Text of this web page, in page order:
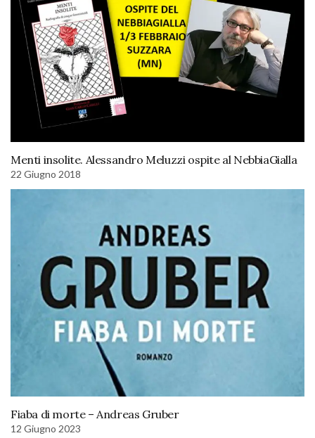
Menti insolite. Alessandro Meluzzi ospite al NebbiaGialla
22 Giugno 2018
Fiaba di morte – Andreas Gruber
12 Giugno 2023